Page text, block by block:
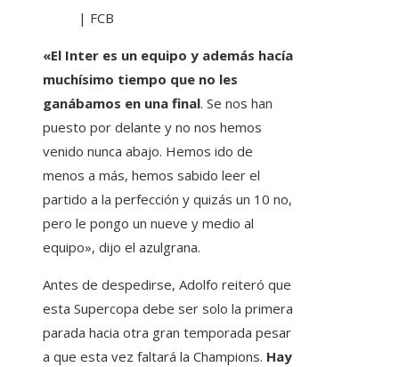
| FCB
«El Inter es un equipo y además hacía
muchísimo tiempo que no les
ganábamos en una final. Se nos han
puesto por delante y no nos hemos
venido nunca abajo. Hemos ido de
menos a más, hemos sabido leer el
partido a la perfección y quizás un 10 no,
pero le pongo un nueve y medio al
equipo», dijo el azulgrana.
Antes de despedirse, Adolfo reiteró que
esta Supercopa debe ser solo la primera
parada hacia otra gran temporada pesar
a que esta vez faltará la Champions. Hay